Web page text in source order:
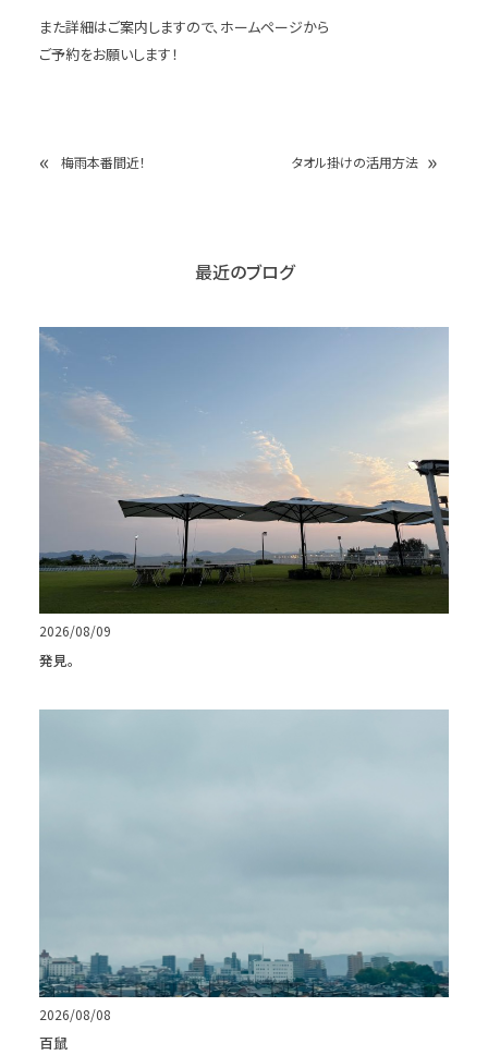
また詳細はご案内しますので、ホームページから
ご予約をお願いします！
« 梅雨本番間近！ タオル掛けの活用方法 »
最近のブログ
2026/08/09
発見。
2026/08/08
百鼠